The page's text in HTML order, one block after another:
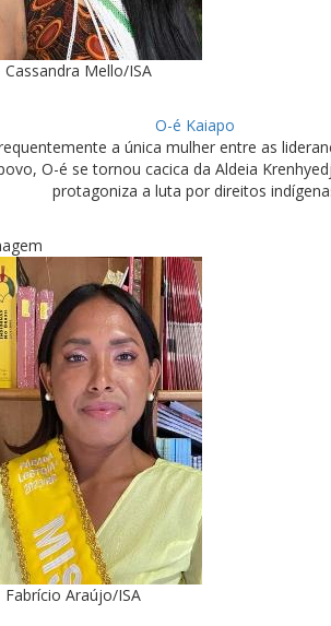
Cassandra Mello/ISA
O-é Kaiapo
a única mulher entre as
O-é se tornou cacica da Aldeia
protagoniza a luta por direitos
Fabrício Araújo/ISA